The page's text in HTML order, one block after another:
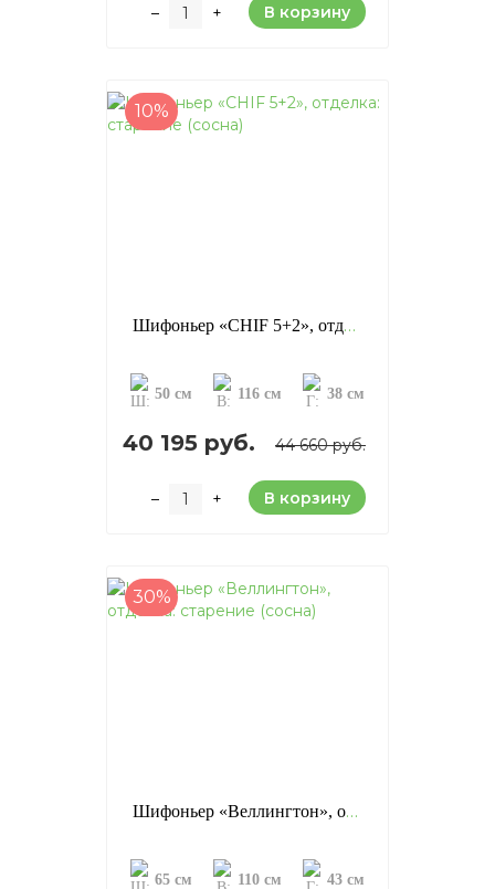
– + В корзину
10%
Шифоньер «CHIF 5+2», отделка: старение (сосна)
50 см 116 см 38 см
40 195 руб. 44 660 руб.
– + В корзину
30%
Шифоньер «Веллингтон», отделка: старение (сосна)
65 см 110 см 43 см